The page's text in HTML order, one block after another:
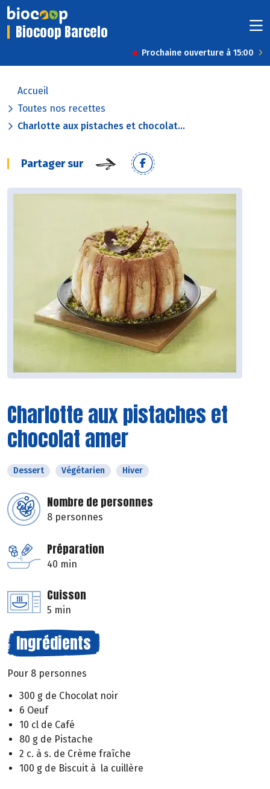
Biocoop Barcelo
Prochaine ouverture à 15:00
Accueil
Toutes nos recettes
Charlotte aux pistaches et chocolat...
Partager sur
Charlotte aux pistaches et
chocolat amer
Dessert Végétarien Hiver
Nombre de personnes
8 personnes
Préparation
40 min
Cuisson
5 min
Ingrédients
Pour 8 personnes
300 g de Chocolat noir
6 Oeuf
10 cl de Café
80 g de Pistache
2 c. à s. de Crème fraîche
100 g de Biscuit à la cuillère